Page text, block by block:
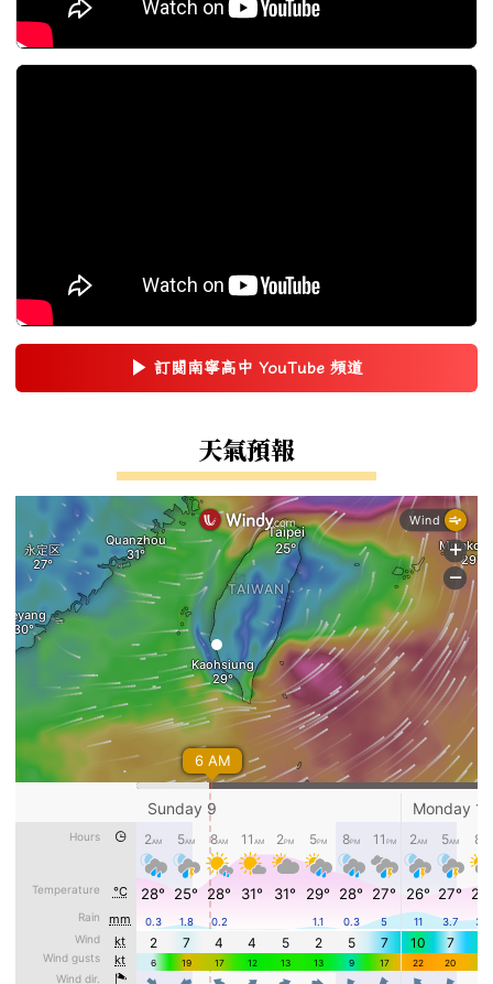
▶ 訂閱南寧高中 YouTube 頻道
(另開新視窗)
天氣預報